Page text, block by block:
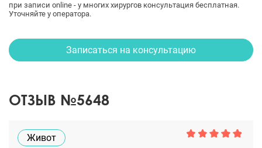
при записи online - у многих хирургов консультация бесплатная.
Уточняйте у оператора.
Записаться на консультацию
ОТЗЫВ №5648
Живот